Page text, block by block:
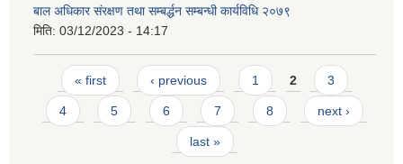
बाल अधिकार संरक्षण तथा सम्बर्द्धन सम्बन्धी कार्यविधि २०७९
मिति: 03/12/2023 - 14:17
Pages
« first ‹ previous 1 2 3
4 5 6 7 8 next ›
last »